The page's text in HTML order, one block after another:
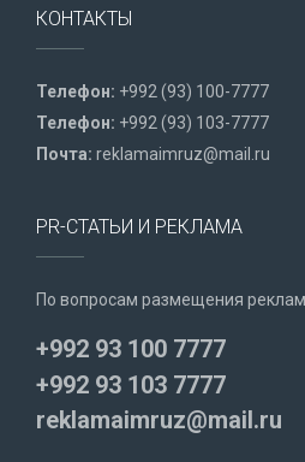
КОНТАКТЫ
Телефон: +992 (93) 100-7777
Телефон: +992 (93) 103-7777
Почта: reklamaimruz@mail.ru
PR-СТАТЬИ И РЕКЛАМА
По вопросам размещения
+992 93 100 7777
+992 93 103 7777
reklamaimruz@mail.ru